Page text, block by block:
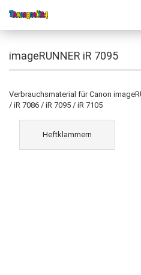
imageRUNNER iR 7095
Verbrauchsmaterial für Canon
/ iR 7086 / iR 7095 / iR 7105
Heftklammern